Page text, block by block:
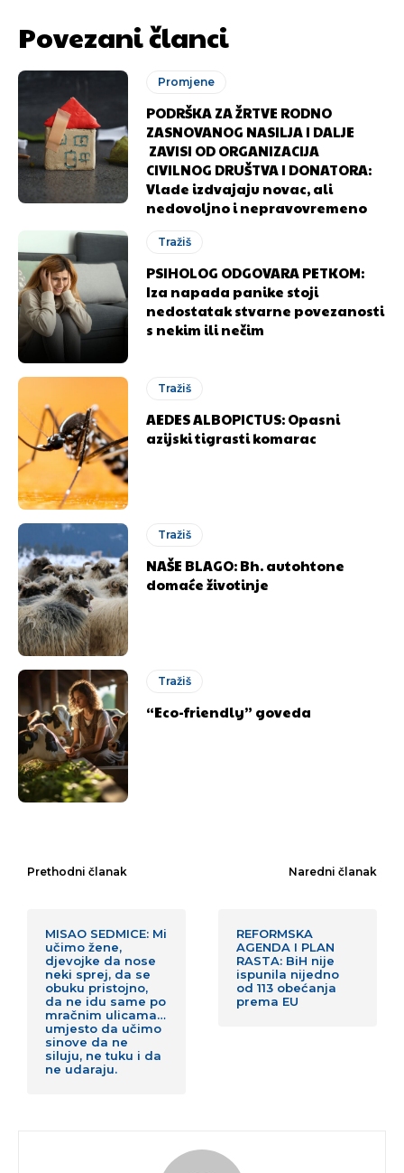
Povezani članci
Promjene
PODRŠKA ZA ŽRTVE RODNO
ZASNOVANOG NASILJA I DALJE
ZAVISI OD ORGANIZACIJA
CIVILNOG DRUŠTVA I DONATORA:
Vlade izdvajaju novac, ali
nedovoljno i nepravovremeno
Tražiš
PSIHOLOG ODGOVARA PETKOM:
Iza napada panike stoji
nedostatak stvarne povezanosti
s nekim ili nečim
Tražiš
AEDES ALBOPICTUS: Opasni
azijski tigrasti komarac
Tražiš
NAŠE BLAGO: Bh. autohtone
domaće životinje
Tražiš
“Eco-friendly” goveda
Prethodni članak
MISAO SEDMICE: Mi
učimo žene,
djevojke da nose
neki sprej, da se
obuku pristojno,
da ne idu same po
mračnim ulicama…
umjesto da učimo
sinove da ne
siluju, ne tuku i da
ne udaraju.
Naredni članak
REFORMSKA
AGENDA I PLAN
RASTA: BiH nije
ispunila nijedno
od 113 obećanja
prema EU